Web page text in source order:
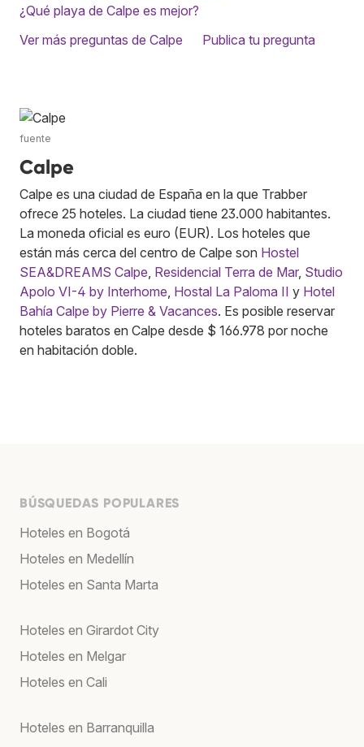
¿Qué playa de Calpe es mejor?
Ver más preguntas de Calpe
Publica tu pregunta
fuente
Calpe
Calpe es una ciudad de España en la que Trabber
ofrece 25 hoteles. La ciudad tiene 23.000 habitantes.
La moneda oficial es euro (EUR). Los hoteles que
están más cerca del centro de Calpe son Hostel
SEA&DREAMS Calpe Residencial Terra de Mar, Studio
Apolo VI-4 by Interhome Hostal La Paloma II y Hotel
Bahía Calpe by Pierre & Vacances. Es posible reservar
hoteles baratos en Calpe desde $ 166.978 por noche
en habitación doble.
BÚSQUEDAS POPULARES
Hoteles en Bogotá
Hoteles en Medellín
Hoteles en Santa Marta
Hoteles en Girardot City
Hoteles en Melgar
Hoteles en Cali
Hoteles en Barranquilla